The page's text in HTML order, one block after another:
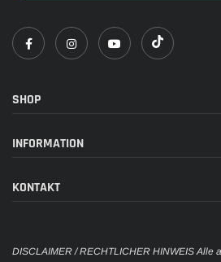
SHOP
INFORMATION
KONTAKT
DISCLAIMER / RECHTLICHER HINWEIS Alle